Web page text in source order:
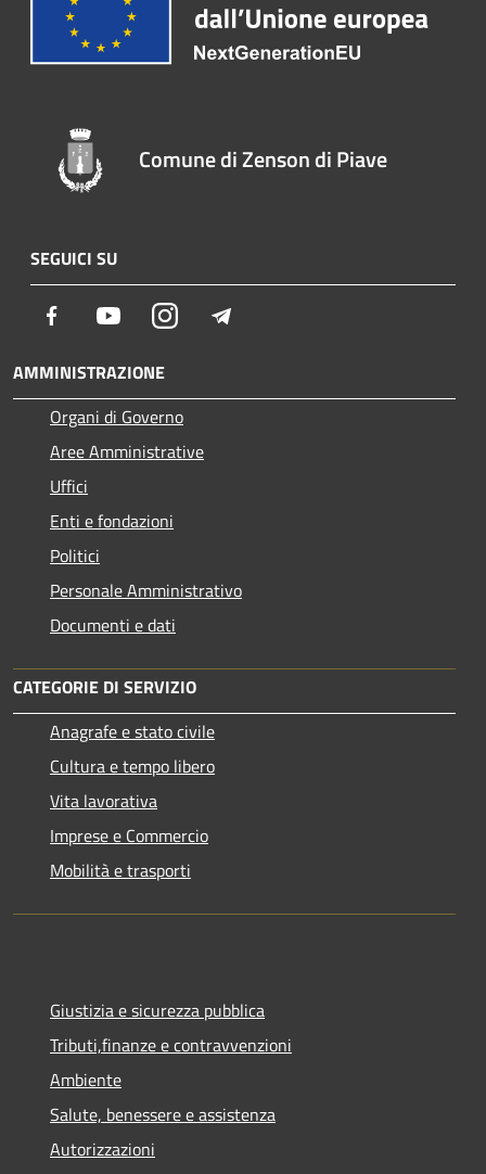
Comune di Zenson di Piave
SEGUICI SU
Facebook YoutubeInstagram
AMMINISTRAZIONE
Organi di Governo
Aree Amministrative
Uffici
Enti e fondazioni
Politici
Personale Amministrativo
Documenti e dati
CATEGORIE DI SERVIZIO
Anagrafe e stato civile
Cultura e tempo libero
Vita lavorativa
Imprese e Commercio
Mobilità e trasporti
Giustizia e sicurezza pubblica
Tributi,finanze e contravvenzioni
Ambiente
Salute, benessere e assistenza
Autorizzazioni